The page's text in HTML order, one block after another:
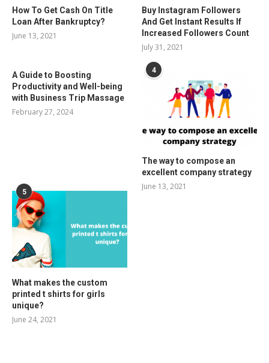
How To Get Cash On Title
Loan After Bankruptcy?
June 13, 2021
Buy Instagram Followers
And Get Instant Results If
Increased Followers Count
July 31, 2021
A Guide to Boosting
Productivity and Well-being
with Business Trip Massage
February 27, 2024
4
The way to compose an
excellent company strategy
June 13, 2021
5
What makes the custom
printed t shirts for girls
unique?
June 24, 2021